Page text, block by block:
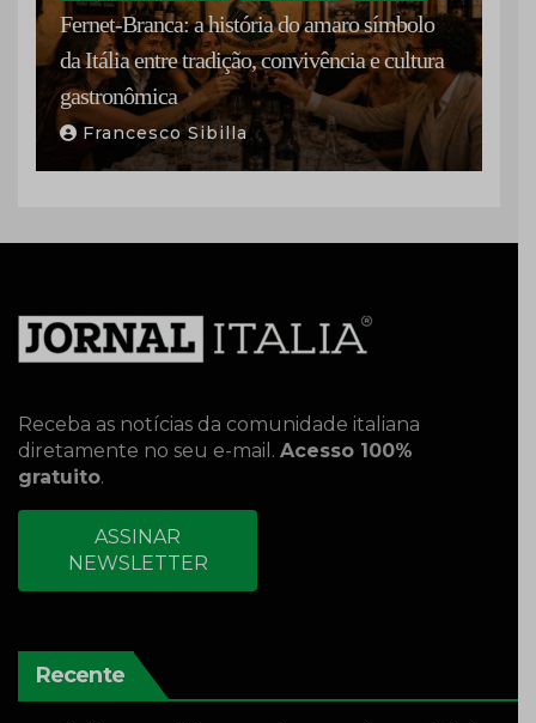
Fernet-Branca: a história do amaro símbolo
da Itália entre tradição, convivência e cultura
gastronômica
Francesco Sibilla
Receba as notícias da comunidade italiana
diretamente no seu e-mail. Acesso 100%
gratuito.
ASSINAR
NEWSLETTER
Recente